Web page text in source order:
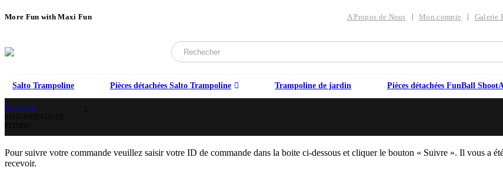
More Fun with Maxi Fun A Propos de Nous Mon compte Galerie
Salto Trampoline Pièces détachées Salto Trampoline Trampoline de jardin Pièces détachées FunBall
ACCUEIL
Pour suivre votre commande veuillez saisir votre ID de commande dans la boite ci-dessous et cliquer le bouton « Suivre ». Il vous a
recevoir.